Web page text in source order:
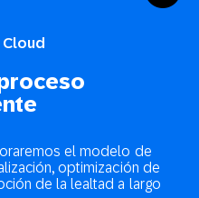
Cloud
el modelo de
optimización de
de la lealtad a largo